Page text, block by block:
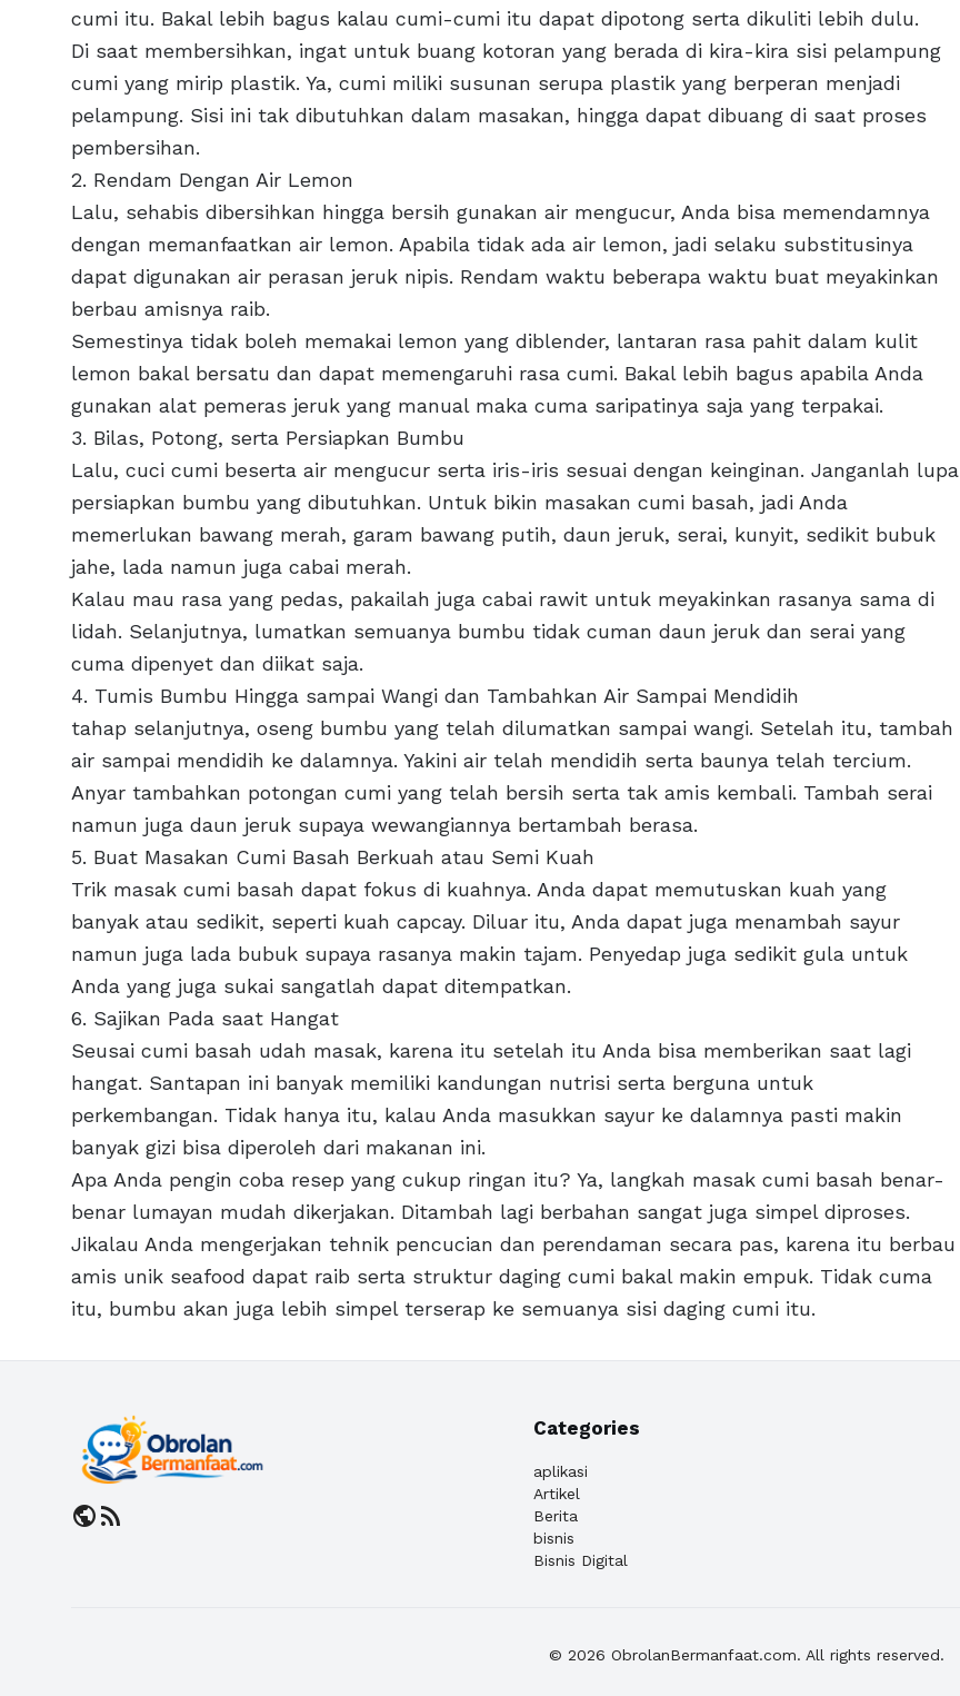
cumi itu. Bakal lebih bagus kalau cumi-cumi itu dapat dipotong serta dikuliti lebih dulu.
Di saat membersihkan, ingat untuk buang kotoran yang berada di kira-kira sisi pelampung
cumi yang mirip plastik. Ya, cumi miliki susunan serupa plastik yang berperan menjadi
pelampung. Sisi ini tak dibutuhkan dalam masakan, hingga dapat dibuang di saat proses
pembersihan.
2. Rendam Dengan Air Lemon
Lalu, sehabis dibersihkan hingga bersih gunakan air mengucur, Anda bisa memendamnya
dengan memanfaatkan air lemon. Apabila tidak ada air lemon, jadi selaku substitusinya
dapat digunakan air perasan jeruk nipis. Rendam waktu beberapa waktu buat meyakinkan
berbau amisnya raib.
Semestinya tidak boleh memakai lemon yang diblender, lantaran rasa pahit dalam kulit
lemon bakal bersatu dan dapat memengaruhi rasa cumi. Bakal lebih bagus apabila Anda
gunakan alat pemeras jeruk yang manual maka cuma saripatinya saja yang terpakai.
3. Bilas, Potong, serta Persiapkan Bumbu
Lalu, cuci cumi beserta air mengucur serta iris-iris sesuai dengan keinginan. Janganlah lupa
persiapkan bumbu yang dibutuhkan. Untuk bikin masakan cumi basah, jadi Anda
memerlukan bawang merah, garam bawang putih, daun jeruk, serai, kunyit, sedikit bubuk
jahe, lada namun juga cabai merah.
Kalau mau rasa yang pedas, pakailah juga cabai rawit untuk meyakinkan rasanya sama di
lidah. Selanjutnya, lumatkan semuanya bumbu tidak cuman daun jeruk dan serai yang
cuma dipenyet dan diikat saja.
4. Tumis Bumbu Hingga sampai Wangi dan Tambahkan Air Sampai Mendidih
tahap selanjutnya, oseng bumbu yang telah dilumatkan sampai wangi. Setelah itu, tambah
air sampai mendidih ke dalamnya. Yakini air telah mendidih serta baunya telah tercium.
Anyar tambahkan potongan cumi yang telah bersih serta tak amis kembali. Tambah serai
namun juga daun jeruk supaya wewangiannya bertambah berasa.
5. Buat Masakan Cumi Basah Berkuah atau Semi Kuah
Trik masak cumi basah dapat fokus di kuahnya. Anda dapat memutuskan kuah yang
banyak atau sedikit, seperti kuah capcay. Diluar itu, Anda dapat juga menambah sayur
namun juga lada bubuk supaya rasanya makin tajam. Penyedap juga sedikit gula untuk
Anda yang juga sukai sangatlah dapat ditempatkan.
6. Sajikan Pada saat Hangat
Seusai cumi basah udah masak, karena itu setelah itu Anda bisa memberikan saat lagi
hangat. Santapan ini banyak memiliki kandungan nutrisi serta berguna untuk
perkembangan. Tidak hanya itu, kalau Anda masukkan sayur ke dalamnya pasti makin
banyak gizi bisa diperoleh dari makanan ini.
Apa Anda pengin coba resep yang cukup ringan itu? Ya, langkah masak cumi basah benar-
benar lumayan mudah dikerjakan. Ditambah lagi berbahan sangat juga simpel diproses.
Jikalau Anda mengerjakan tehnik pencucian dan perendaman secara pas, karena itu berbau
amis unik seafood dapat raib serta struktur daging cumi bakal makin empuk. Tidak cuma
itu, bumbu akan juga lebih simpel terserap ke semuanya sisi daging cumi itu.
publicrss_feed
Categories
aplikasi
Artikel
Berita
bisnis
Bisnis Digital
© 2026 ObrolanBermanfaat.com. All rights reserved.